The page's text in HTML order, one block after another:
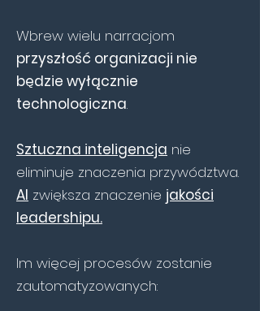
Wbrew wielu narracjom
przyszłość organizacji nie
będzie wyłącznie
technologiczna.
Sztuczna inteligencja nie
eliminuje znaczenia przywództwa.
AI zwiększa znaczenie jakości
leadershipu.
Im więcej procesów zostanie
zautomatyzowanych: